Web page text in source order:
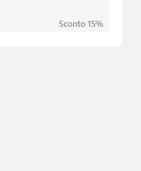
Sconto 15%